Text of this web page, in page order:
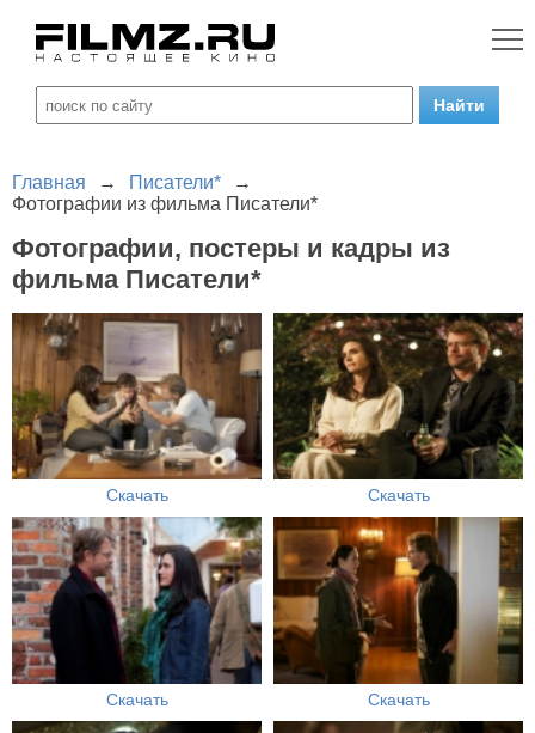
Главная → Писатели*
→
Фотографии из фильма Писатели*
Фотографии, постеры и кадры из
фильма Писатели*
Скачать Скачать
Скачать Скачать